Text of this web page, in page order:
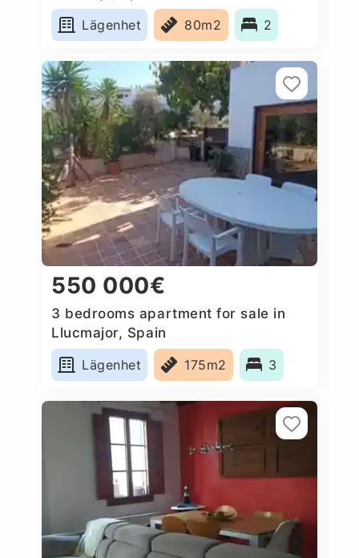
Lägenhet
80m2 2
550 000€
3 bedrooms apartment for sale in
Llucmajor, Spain
Lägenhet
175m2 3